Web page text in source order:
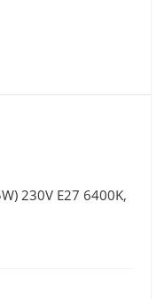
230V E27 6400K,